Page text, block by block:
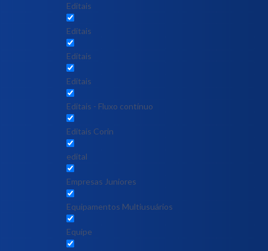
Editais
Editais
Editais
Editais
Editais - Fluxo contínuo
Editais Corin
edital
Empresas Juniores
Equipamentos Multiusuários
Equipe